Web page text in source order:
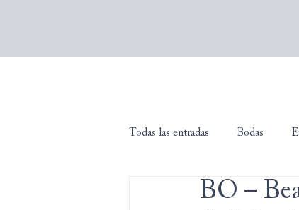
Todas las entradas Bodas
BO –